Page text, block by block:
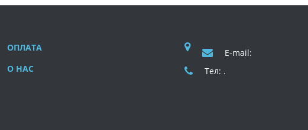
ОПЛАТА
О НАС
E-mail:
Тел: .